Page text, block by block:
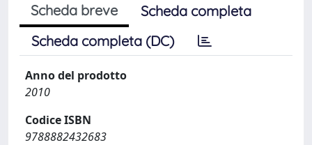
Scheda breve
Scheda completa
Scheda completa (DC)
Anno del prodotto
2010
Codice ISBN
9788882432683